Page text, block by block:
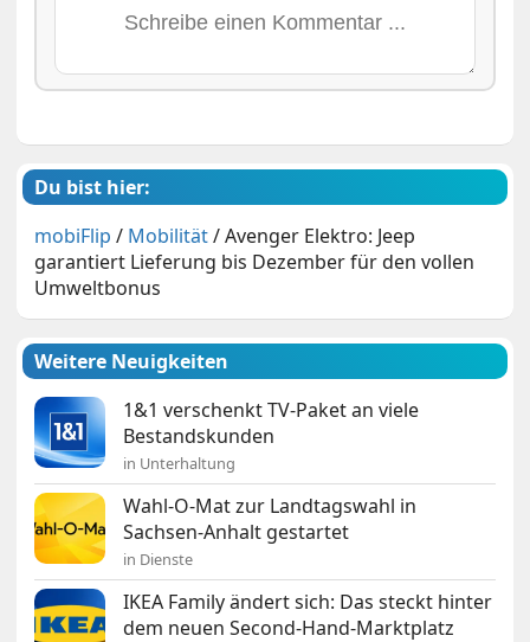
Du bist hier:
mobiFlip / Mobilität/Avenger Elektro: Jeep
garantiert Lieferung bis Dezember für den vollen
Umweltbonus
Weitere Neuigkeiten
1&1 verschenkt TV-Paket an viele
Bestandskunden
in Unterhaltung
Wahl-O-Mat zur Landtagswahl in
Sachsen-Anhalt gestartet
in Dienste
IKEA Family ändert sich: Das steckt hinter
dem neuen Second-Hand-Marktplatz